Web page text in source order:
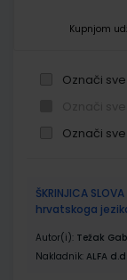
Kupnjom
Označi
Označi
proizvodi
ŠKRINJICA
hrvatskoga
Autor(i): Težak
Nakladnik: ALFA d.d.